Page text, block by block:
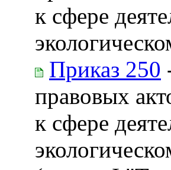
к сфере
Приказ 250
правовых
к сфере